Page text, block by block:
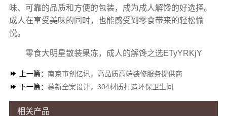
味、可靠的品质和方便的包装，成为成人解馋的好选择。
成人在享受美味的同时，也能感受到零食带来的轻松愉
悦。
零食大明星散装果冻，成人的解馋之选ETyYRKjY
上一篇： 南京市创亿讯，高品质高端装修服务提供商
下一篇： 慕新全案设计，304材质打造环保卫生间
相关产品